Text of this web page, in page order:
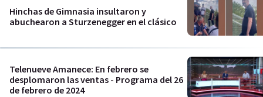
Hinchas de Gimnasia insultaron y
abuchearon a Sturzenegger en el clásico
Telenueve Amanece: En febrero se
desplomaron las ventas - Programa del 26
de febrero de 2024